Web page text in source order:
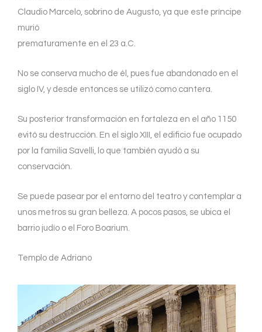
Claudio Marcelo, sobrino de Augusto, ya que este príncipe
murió
prematuramente en el 23 a.C.
No se conserva mucho de él, pues fue abandonado en el
siglo IV, y desde entonces se utilizó como cantera.
Su posterior transformación en fortaleza en el año 1150
evitó su destrucción. En el siglo XIII, el edificio fue ocupado
por la familia Savelli, lo que también ayudó a su
conservación.
Se puede pasear por el entorno del teatro y contemplar a
unos metros su gran belleza. A pocos pasos, se ubica el
barrio judío o el Foro Boarium.
Templo de Adriano